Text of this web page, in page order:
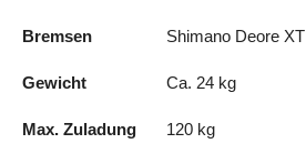
Bremsen Shimano Deore
Gewicht Ca. 24 kg
Max. Zuladung 120 kg